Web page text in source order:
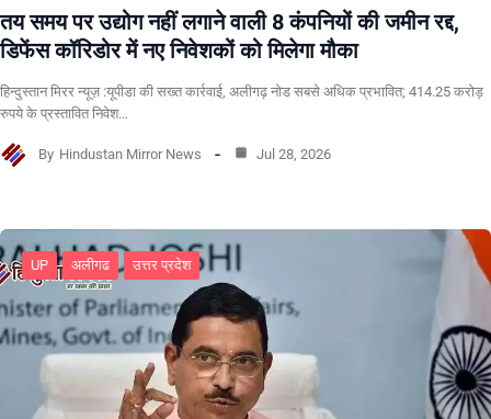
तय समय पर उद्योग नहीं लगाने वाली 8 कंपनियों की जमीन रद्द,
डिफेंस कॉरिडोर में नए निवेशकों को मिलेगा मौका
हिन्दुस्तान मिरर न्यूज़ :यूपीडा की सख्त कार्रवाई, अलीगढ़ नोड सबसे अधिक प्रभावित; 414.25 करोड़
रुपये के प्रस्तावित निवेश…
By Hindustan Mirror News Jul 28, 2026
UP अलीगढ उत्तर प्रदेश